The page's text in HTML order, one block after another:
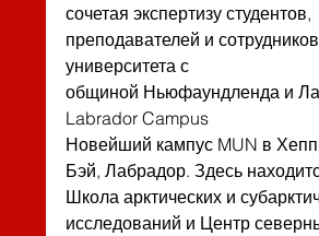
сочетая экспертизу студентов,
преподавателей и сотрудников
университета с
общиной Ньюфаундленда и
Labrador Campus
Новейший кампус MUN в
Бэй, Лабрадор. Здесь
Школа арктических и
исследований и Центр